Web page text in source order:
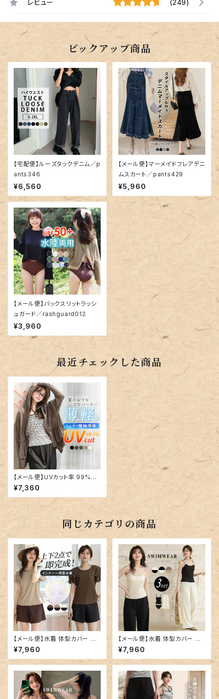
レビュー (249)
ピックアップ商品
【宅配便】ルーズタックデニム／p
ants346
¥6,560
【メール便】マーメイドフレアデニ
ムスカート／pants429
¥5,960
【メール便】バックスリットラッシ
ュガード／rashguard012
¥3,960
最近チェックした商品
【メール便】UVカット率 99%以
上 UVパーカー ラッシュガード
レディース ペプラムフリル 接触
冷感 薄い 軽い／rashguard10
¥7,360
同じカテゴリの商品
【メール便】水着 体型カバー レ
ディース 半袖 ティアード フレア
スリーブ ブラ一体型トップス シ
ョートパンツ 2点セット／hys34
¥7,960
【メール便】水着 体型カバー キ
ャミキニ レディース パンツ ワイ
ドパンツ 3点セット／hys3438
¥7,960